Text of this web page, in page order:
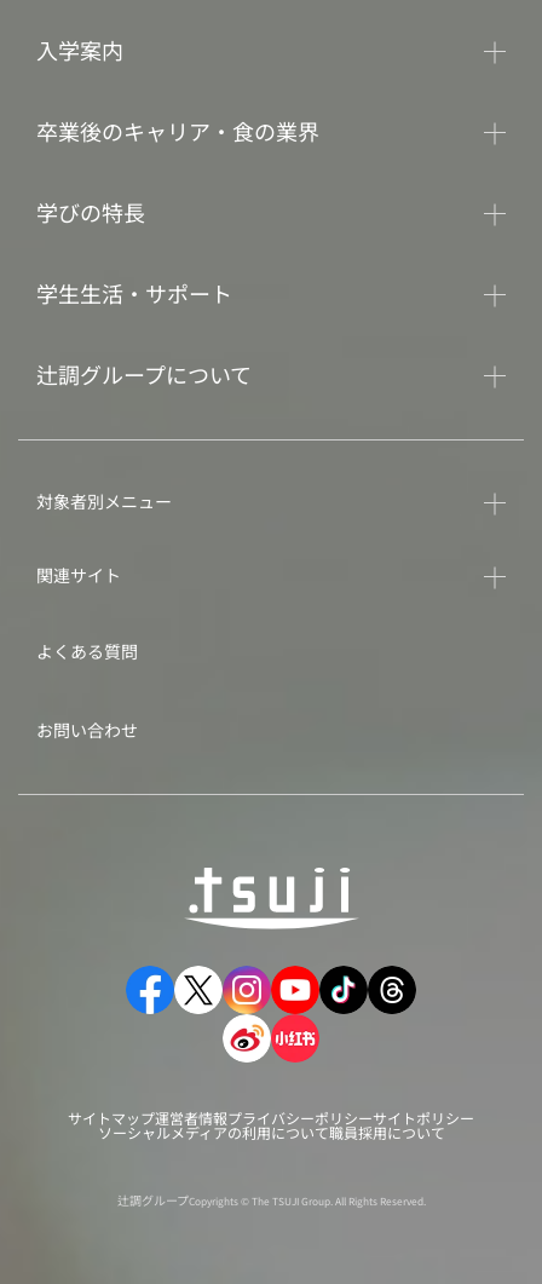
入学案内
卒業後のキャリア・食の業界
学びの特長
学生生活・サポート
辻調グループについて
対象者別メニュー
関連サイト
よくある質問
お問い合わせ
サイトマップ運営者情報プライバシーポリシーサイトポリシー
ソーシャルメディアの利用について職員採用について
辻調グループCopyrights © The TSUJI Group. All Rights Reserved.